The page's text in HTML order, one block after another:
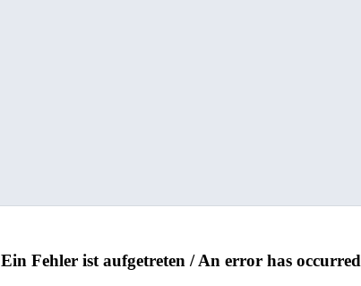
Ein Fehler ist aufgetreten / An error has occurred